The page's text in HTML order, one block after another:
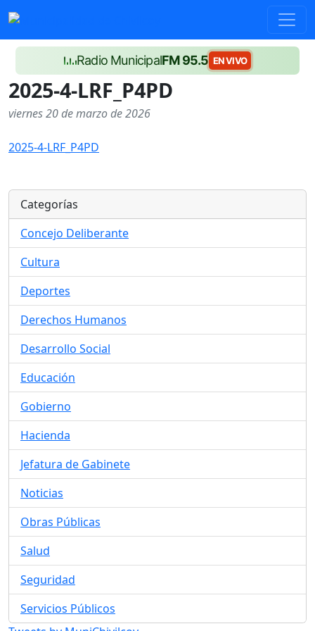
Radio MunicipalFM 95.5 EN VIVO
2025-4-LRF_P4PD
viernes 20 de marzo de 2026
2025-4-LRF_P4PD
Categorías
Concejo Deliberante
Cultura
Deportes
Derechos Humanos
Desarrollo Social
Educación
Gobierno
Hacienda
Jefatura de Gabinete
Noticias
Obras Públicas
Salud
Seguridad
Servicios Públicos